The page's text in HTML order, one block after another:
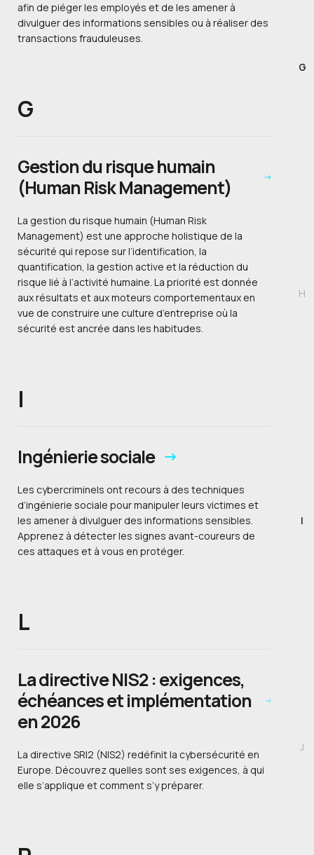
afin de piéger les employés et de les amener à
divulguer des informations sensibles ou à réaliser des
transactions frauduleuses.
G
Gestion du risque humain
(Human Risk Management)
La gestion du risque humain (Human Risk
Management) est une approche holistique de la
sécurité qui repose sur l’identification, la
quantification, la gestion active et la réduction du
risque lié à l’activité humaine. La priorité est donnée
aux résultats et aux moteurs comportementaux en
vue de construire une culture d’entreprise où la
sécurité est ancrée dans les habitudes.
I
Ingénierie sociale
Les cybercriminels ont recours à des techniques
d’ingénierie sociale pour manipuler leurs victimes et
les amener à divulguer des informations sensibles.
Apprenez à détecter les signes avant-coureurs de
ces attaques et à vous en protéger.
L
La directive NIS2 : exigences,
échéances et implémentation
en 2026
La directive SRI2 (NIS2) redéfinit la cybersécurité en
Europe. Découvrez quelles sont ses exigences, à qui
elle s’applique et comment s’y préparer.
G
H
I
J